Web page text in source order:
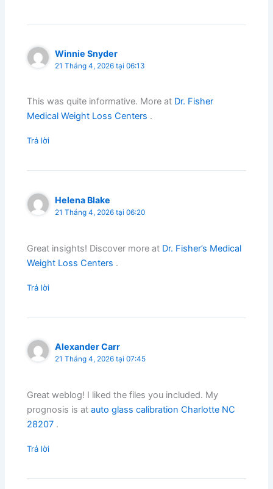
Winnie Snyder
21 Tháng 4, 2026 tại 06:13
This was quite informative. More at Dr. Fisher
Medical Weight Loss Centers .
Trả lời
Helena Blake
21 Tháng 4, 2026 tại 06:20
Great insights! Discover more at Dr. Fisher’s Medical
Weight Loss Centers .
Trả lời
Alexander Carr
21 Tháng 4, 2026 tại 07:45
Great weblog! I liked the files you included. My
prognosis is atauto glass calibration Charlotte NC
28207 .
Trả lời